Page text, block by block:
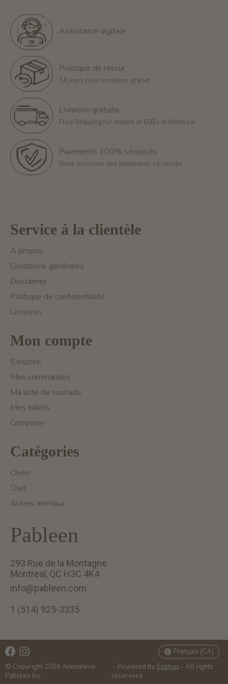
Assistance digitale
Politique de retour
14 jours pour un retour gratuit
Livraison gratuite
Free Shipping for orders of 60$+ in Montreal
Paiements 100% sécurisés
Nous assurons des paiements sécurisés
Service à la clientèle
À propos
Conditions générales
Disclaimer
Politique de confidentialité
Livraison
Mon compte
S'inscrire
Mes commandes
Ma liste de souhaits
Mes billets
Comparer
Catégories
Chien
Chat
Autres animaux
Pableen
293 Rue de la Montagne
Montreal, QC H3C 4K4
info@pableen.com
1 (514) 925-3335
© Copyright 2026 Animalerie
Pableen Inc.
- Powered by Ezshop - All rights
reserverd
Français (CA)